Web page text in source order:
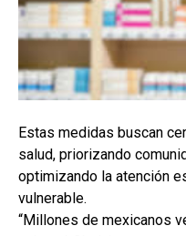
Estas medidas buscan
salud, priorizando
optimizando la atención
vulnerable.
“Millones de mexicanos